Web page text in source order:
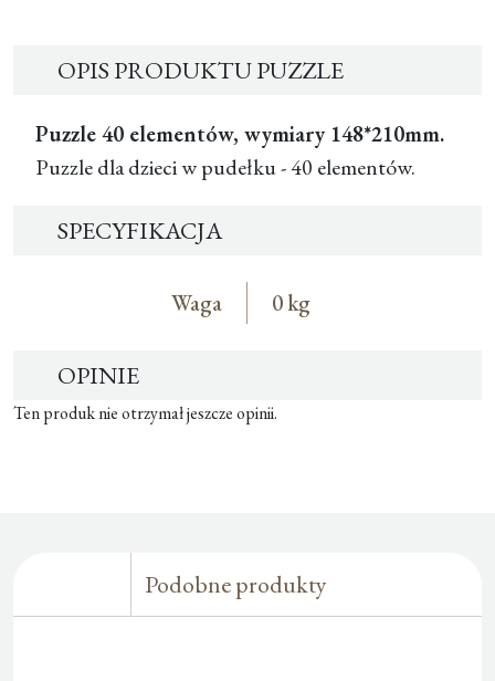
OPIS PRODUKTU PUZZLE
Puzzle 40 elementów, wymiary 148*210mm.
Puzzle dla dzieci w pudełku - 40 elementów.
SPECYFIKACJA
Waga 0 kg
OPINIE
Ten produk nie otrzymał jeszcze opinii.
Podobne produkty